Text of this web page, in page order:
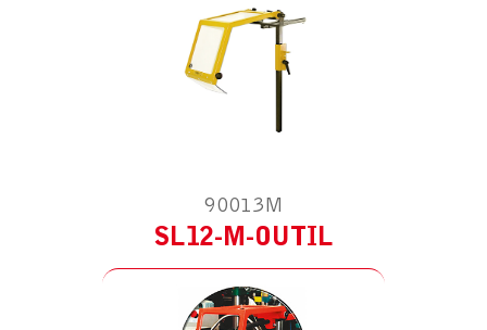
90013M
SL12-M-OUTIL
POUR TOUR